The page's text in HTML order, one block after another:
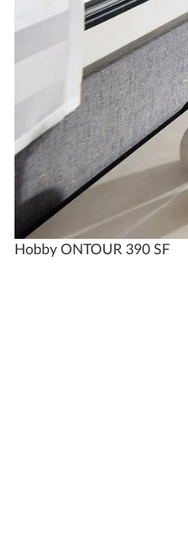
Hobby ONTOUR 390 SF